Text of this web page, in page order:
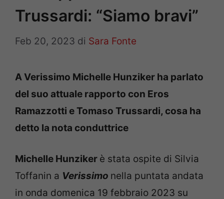
Trussardi: “Siamo bravi”
Feb 20, 2023 di Sara Fonte
A Verissimo Michelle Hunziker ha parlato
del suo attuale rapporto con Eros
Ramazzotti e Tomaso Trussardi, cosa ha
detto la nota conduttrice
Michelle Hunziker è stata ospite di Silvia
Toffanin a Verissimo nella puntata andata
in onda domenica 19 febbraio 2023 su